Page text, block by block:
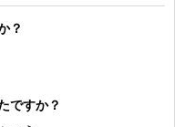
？
ですか？